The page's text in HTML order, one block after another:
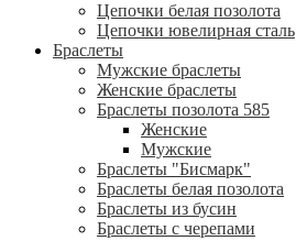
Цепочки белая позолота
Цепочки ювелирная сталь
Браслеты
Мужские браслеты
Женские браслеты
Браслеты позолота 585
Женские
Мужские
Браслеты "Бисмарк"
Браслеты белая позолота
Браслеты из бусин
Браслеты с черепами